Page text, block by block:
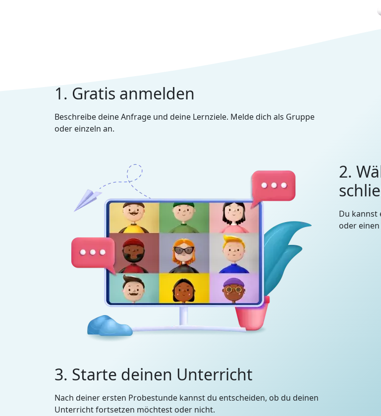
1. Gratis anmelden
Beschreibe deine Anfrage und deine Lernziele. Melde dich als Gruppe
oder einzeln an.
2.
Du kannst
oder
3. Starte deinen Unterricht
Nach deiner ersten Probestunde kannst du entscheiden, ob du deinen
Unterricht fortsetzen möchtest oder nicht.